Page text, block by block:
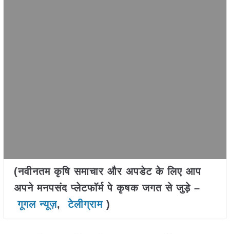
(नवीनतम कृषि समाचार और अपडेट के लिए आप
अपने मनपसंद प्लेटफॉर्म पे कृषक जगत से जुड़े –
गूगल न्यूज़,टेलीग्राम )